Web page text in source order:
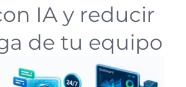
IA y reducir
de tu equipo